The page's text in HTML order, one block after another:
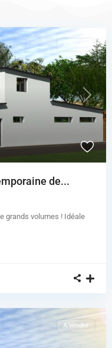
Next
A vendre
de...
grands volumes ! Idéale
A vendre